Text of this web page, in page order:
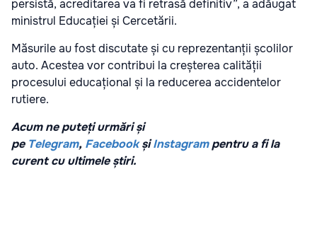
persistă, acreditarea va fi retrasă definitiv”, a adăugat
ministrul Educației și Cercetării.
Măsurile au fost discutate și cu reprezentanții școlilor
auto. Acestea vor contribui la creșterea calității
procesului educațional și la reducerea accidentelor
rutiere.
Acum ne puteți urmări și
pe Telegram, Facebook șiInstagrampentru a fi la
curent cu ultimele știri.